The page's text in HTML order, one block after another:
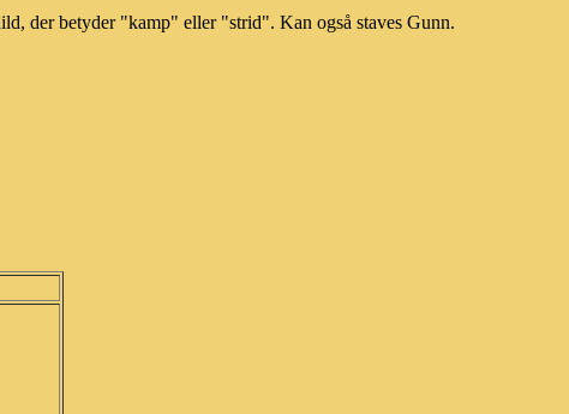
der betyder "kamp" eller "strid". Kan også staves Gunn.